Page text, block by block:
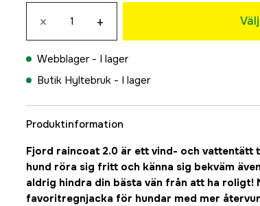
× +
Webblager - I lager
Butik Hyltebruk - I lager
Produktinformation
Fjord raincoat 2.0 är ett vind- och vattentätt
hund röra sig fritt och känna sig bekväm
aldrig hindra din bästa vän från att ha roligt!
favoritregnjacka för hundar med mer